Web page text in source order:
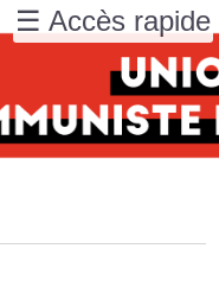
☰ Accès rapide